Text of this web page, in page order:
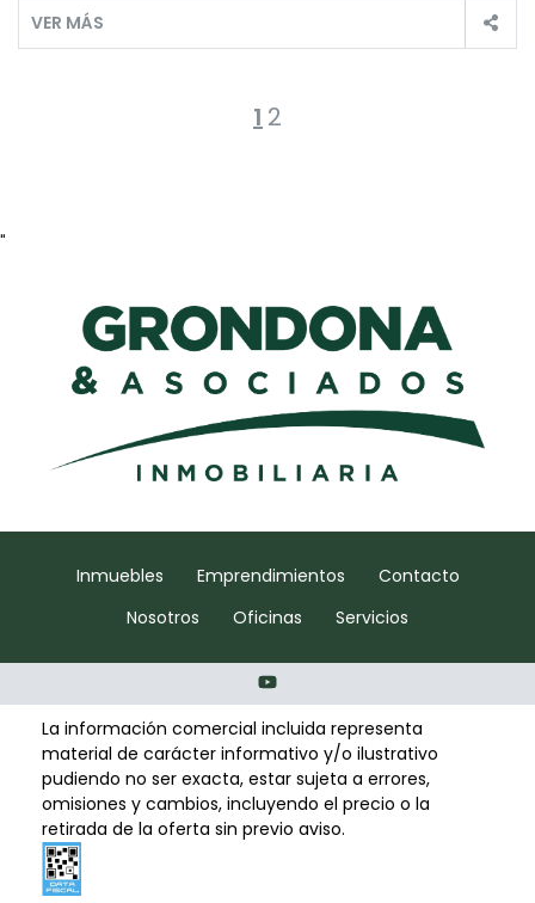
VER MÁS
1 2
"
Inmuebles Emprendimientos
Contacto
Nosotros
Oficinas Servicios
La información comercial incluida representa
material de carácter informativo y/o ilustrativo
pudiendo no ser exacta, estar sujeta a errores,
omisiones y cambios, incluyendo el precio o la
retirada de la oferta sin previo aviso.